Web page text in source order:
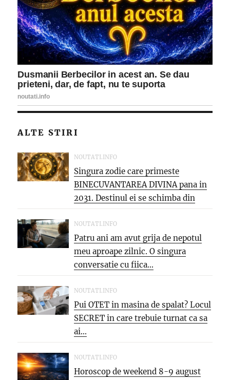
ALTE STIRI
NOUTATI.INFO
Singura zodie care primeste
BINECUVANTAREA DIVINA pana in
2031. Destinul ei se schimba din
temelii,...
NOUTATI.INFO
Patru ani am avut grija de nepotul
meu aproape zilnic. O singura
conversatie cu fiica...
NOUTATI.INFO
Pui OTET in masina de spalat? Locul
SECRET in care trebuie turnat ca sa
ai...
NOUTATI.INFO
Horoscop de weekend 8-9 august